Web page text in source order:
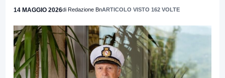
14 MAGGIO 2026di Redazione BnARTICOLO VISTO 162 VOLTE